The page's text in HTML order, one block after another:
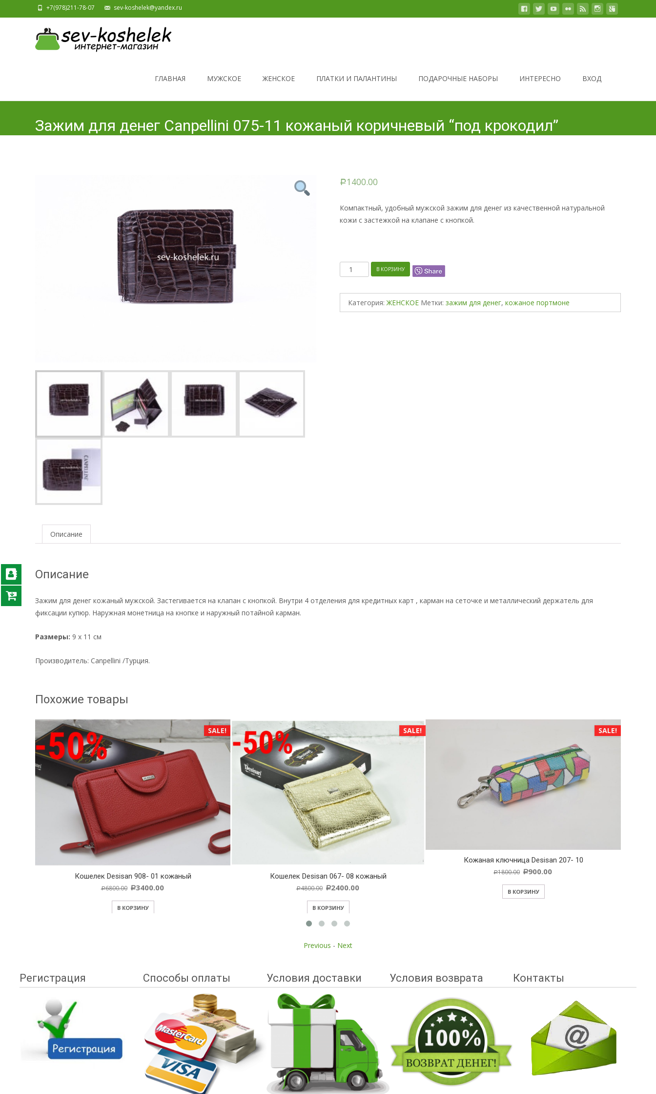
+7(978)211-78-07 sev-koshelek@yandex.ru
ГЛАВНАЯ
МУЖСКОЕ ЖЕНСКОЕ ПЛАТКИ И ПАЛАНТИНЫ ПОДАРОЧНЫЕ НАБОРЫ ИНТЕРЕСНО ВХОД
Зажим для денег Canpellini 075-11 кожаный коричневый “под крокодил”
Р1400.00
Компактный, удобный мужской зажим для денег из качественной натуральной
кожи с застежкой на клапане с кнопкой.
КоличествоВ КОРЗИНУ
Категория:ЖЕНСКОЕ Метки: зажим для денег, кожаное портмоне
Описание
Описание
Зажим для денег кожаный мужской. Застегивается на клапан с кнопкой. Внутри 4 отделения для кредитных карт , карман на сеточке и металлический держатель для
фиксации купюр. Наружная монетница на кнопке и наружный потайной карман.
Размеры: 9 x 11 см
Производитель: Canpellini /Турция.
Похожие товары
SALE!
Кошелек Desisan 908- 01 кожаный
Р6800.00 Р3400.00
В КОРЗИНУ
SALE!
Кошелек Desisan 067- 08 кожаный
Р4800.00 Р2400.00
В КОРЗИНУ
SALE!
Кожаная ключница Desisan 207- 10
Р1800.00 Р900.00
В КОРЗИНУ
Previous - Next
Регистрация Способы оплаты Условия доставки Условия возврата Контакты